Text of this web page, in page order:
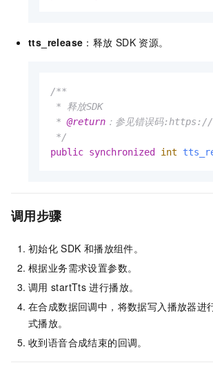
tts_release ：释放 SDK 资源。
/**
* 释放SDK
* @return ：参见错误码
*/
public synchronized int
调用步骤
初始化 SDK 和播放组件。
根据业务需求设置参数。
调用 startTts 进行播放。
在合成数据回调中，将数据写入播放器进
式播放。
收到语音合成结束的回调。